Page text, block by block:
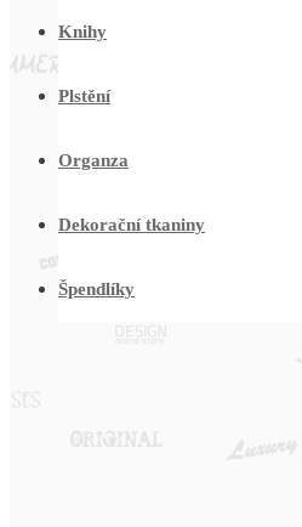
Knihy
Plstění
Organza
Dekorační tkaniny
Špendlíky